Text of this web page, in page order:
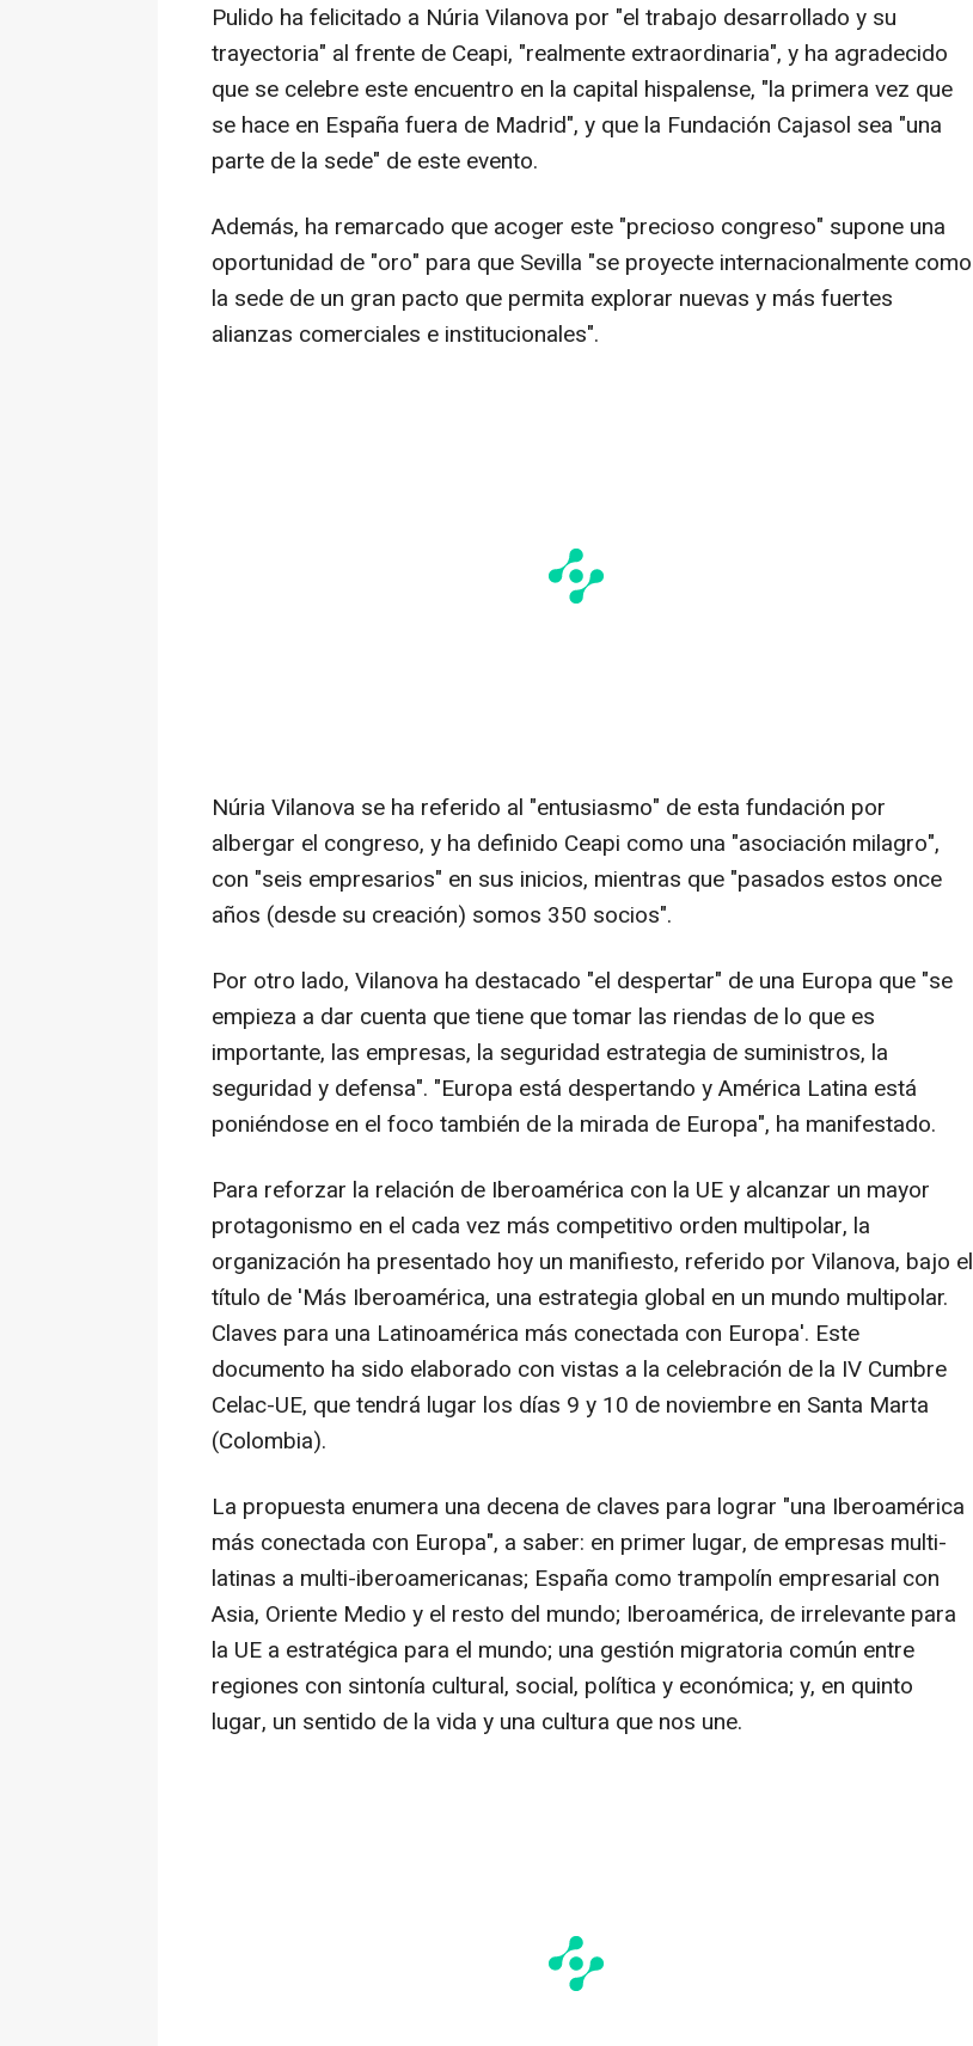
Pulido ha felicitado a Núria Vilanova por "el trabajo desarrollado y su
trayectoria" al frente de Ceapi, "realmente extraordinaria", y ha agradecido
que se celebre este encuentro en la capital hispalense, "la primera vez que
se hace en España fuera de Madrid", y que la Fundación Cajasol sea "una
parte de la sede" de este evento.
Además, ha remarcado que acoger este "precioso congreso" supone una
oportunidad de "oro" para que Sevilla "se proyecte internacionalmente como
la sede de un gran pacto que permita explorar nuevas y más fuertes
alianzas comerciales e institucionales".
Núria Vilanova se ha referido al "entusiasmo" de esta fundación por
albergar el congreso, y ha definido Ceapi como una "asociación milagro",
con "seis empresarios" en sus inicios, mientras que "pasados estos once
años (desde su creación) somos 350 socios".
Por otro lado, Vilanova ha destacado "el despertar" de una Europa que "se
empieza a dar cuenta que tiene que tomar las riendas de lo que es
importante, las empresas, la seguridad estrategia de suministros, la
seguridad y defensa". "Europa está despertando y América Latina está
poniéndose en el foco también de la mirada de Europa", ha manifestado.
Para reforzar la relación de Iberoamérica con la UE y alcanzar un mayor
protagonismo en el cada vez más competitivo orden multipolar, la
organización ha presentado hoy un manifiesto, referido por Vilanova, bajo el
título de 'Más Iberoamérica, una estrategia global en un mundo multipolar.
Claves para una Latinoamérica más conectada con Europa'. Este
documento ha sido elaborado con vistas a la celebración de la IV Cumbre
Celac-UE, que tendrá lugar los días 9 y 10 de noviembre en Santa Marta
(Colombia).
La propuesta enumera una decena de claves para lograr "una Iberoamérica
más conectada con Europa", a saber: en primer lugar, de empresas multi-
latinas a multi-iberoamericanas; España como trampolín empresarial con
Asia, Oriente Medio y el resto del mundo; Iberoamérica, de irrelevante para
la UE a estratégica para el mundo; una gestión migratoria común entre
regiones con sintonía cultural, social, política y económica; y, en quinto
lugar, un sentido de la vida y una cultura que nos une.